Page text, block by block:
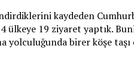
kaydeden
19 ziyaret yaptık.
birer köşe taşı